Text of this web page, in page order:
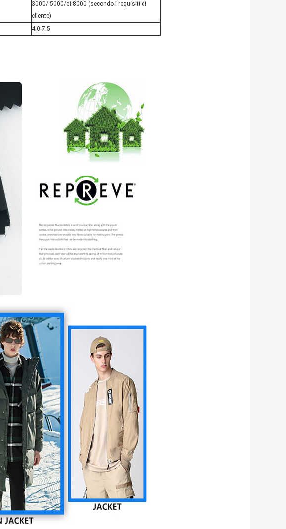
3000/ 5000/di 8000 (secondo i requisiti di
cliente)
4.0-7.5